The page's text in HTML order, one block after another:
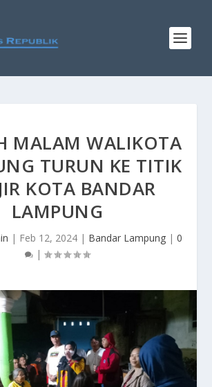
MALAM WALIKOTA
TURUN KE TITIK
KOTA BANDAR
LAMPUNG
| Feb 12, 2024| Bandar Lampung| 0
|